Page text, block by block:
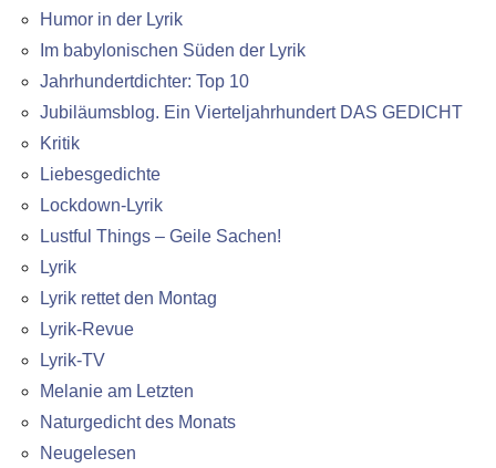
Humor in der Lyrik
Im babylonischen Süden der Lyrik
Jahrhundertdichter: Top 10
Jubiläumsblog. Ein Vierteljahrhundert DAS GEDICHT
Kritik
Liebesgedichte
Lockdown-Lyrik
Lustful Things – Geile Sachen!
Lyrik
Lyrik rettet den Montag
Lyrik-Revue
Lyrik-TV
Melanie am Letzten
Naturgedicht des Monats
Neugelesen